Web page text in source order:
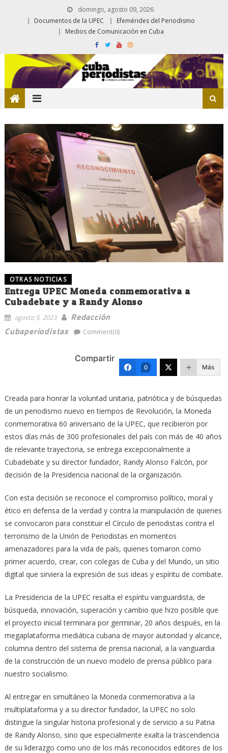
domingo, agosto 09, 2026
Documentos de la UPEC
Efemérides del Periodismo
Medios de Comunicación en Cuba
OTRAS NOTICIAS
Entrega UPEC Moneda conmemorativa a
Cubadebate y a Randy Alonso
agosto 5, 2023
Redacción
Cubaperiodistas
Comment(0)
Compartir
0 Más
Creada para honrar la voluntad unitaria, patriótica y de búsquedas
de un periodismo nuevo en tiempos de Revolución, la Moneda
conmemorativa 60 aniversario de la UPEC, que recibieron por
estos días más de 300 profesionales del país con más de 40 años
de relevante trayectoria, se entrega excepcionalmente a
Cubadebate y su director fundador, Randy Alonso Falcón, por
decisión de la Presidencia nacional de la organización.
Con esta decisión se reconoce el compromiso político, moral y
ético en defensa de la verdad y contra la manipulación de quienes
se convocaron para constituir el Círculo de periodistas contra el
terrorismo de la Unión de Periodistas en momentos
amenazadores para la vida de país, quienes tomaron como
primer acuerdo, crear, con colegas de Cuba y del Mundo, un sitio
digital que sirviera la expresión de sus ideas y espíritu de combate.
La Presidencia de la UPEC resalta el espíritu vanguardista, de
búsqueda, innovación, superación y cambio que hizo posible que
el proyecto inicial terminara por germinar, 20 años después, en la
megaplataforma mediática cubana de mayor autoridad y alcance,
columna dentro del sistema de prensa nacional, a la vanguardia
de la construcción de un nuevo modelo de prensa público para
nuestro socialismo.
Al entregar en simultáneo la Moneda conmemorativa a la
multiplataforma y a su director fundador, la UPEC no solo
distingue la singular historia profesional y de servicio a su Patria
de Randy Alonso, sino que especialmente exalta la trascendencia
de su liderazgo como uno de los más reconocidos editores de los